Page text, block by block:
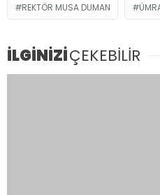
REKTÖR MUSA DUMAN
İLGİNİZİÇEKEBİLİR